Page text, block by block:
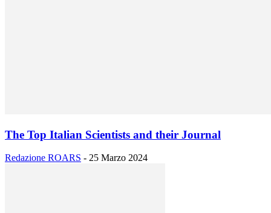
The Top Italian Scientists and their Journal
Redazione ROARS - 25 Marzo 2024